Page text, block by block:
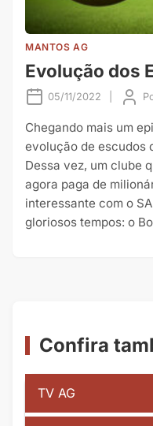
MANTOS AG
Evolução dos
05/11/2022
Chegando mais um
evolução de escudos
Dessa vez, um clube
agora paga de
interessante com o
gloriosos tempos: o
Confira
TV AG